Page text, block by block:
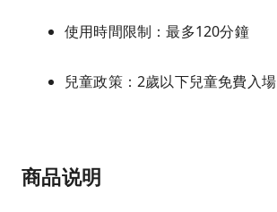
使用時間限制：最多120分鐘
兒童政策：2歲以下兒童免費入場
商品说明